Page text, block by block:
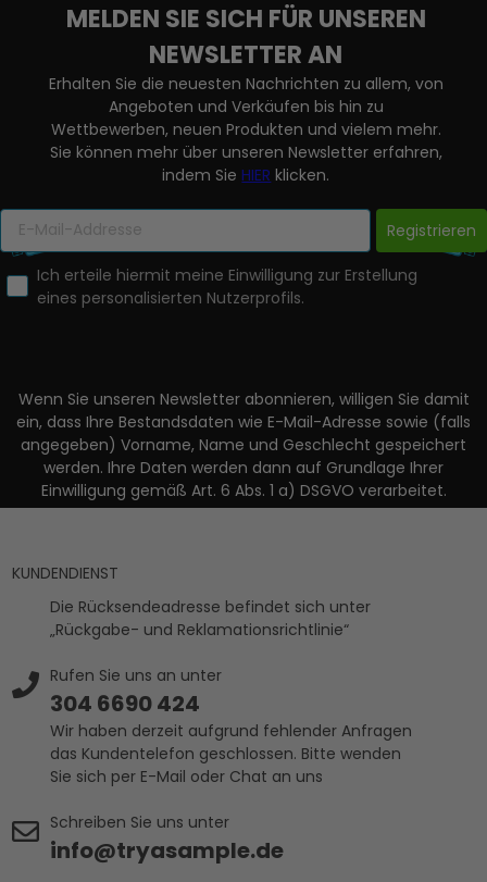
MELDEN SIE SICH FÜR UNSEREN
NEWSLETTER AN
Erhalten Sie die neuesten Nachrichten zu allem, von
Angeboten und Verkäufen bis hin zu
Wettbewerben, neuen Produkten und vielem mehr.
Sie können mehr über unseren Newsletter erfahren,
indem SieHIER klicken.
Registrieren
Ich erteile hiermit meine Einwilligung zur Erstellung
eines personalisierten Nutzerprofils.
Wenn Sie unseren Newsletter abonnieren, willigen Sie damit
ein, dass Ihre Bestandsdaten wie E-Mail-Adresse sowie (falls
angegeben) Vorname, Name und Geschlecht gespeichert
werden. Ihre Daten werden dann auf Grundlage Ihrer
Einwilligung gemäß Art. 6 Abs. 1 a) DSGVO verarbeitet.
KUNDENDIENST
Die Rücksendeadresse befindet sich unter
„Rückgabe- und Reklamationsrichtlinie“
Rufen Sie uns an unter
304 6690 424
Wir haben derzeit aufgrund fehlender Anfragen
das Kundentelefon geschlossen. Bitte wenden
Sie sich per E-Mail oder Chat an uns
Schreiben Sie uns unter
info@tryasample.de